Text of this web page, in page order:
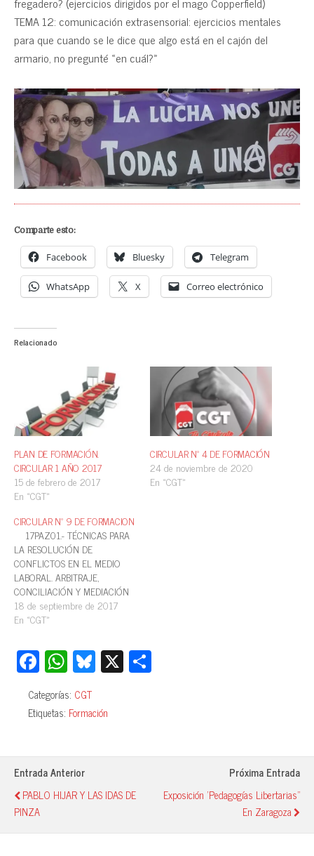
TEMA 12: comunicación extrasensorial: ejercicios mentales
para que cuando se le dice que algo está en el cajón del
armario, no pregunté «en cuál?»
Comparte esto:
Facebook Bluesky Telegram
WhatsApp X Correo electrónico
Relacionado
PLAN DE FORMACIÓN.
CIRCULAR 1 AÑO 2017
15 de febrero de 2017
En «CGT»
CIRCULAR Nº 4 DE FORMACIÓN
24 de noviembre de 2020
En «CGT»
CIRCULAR Nº 9 DE FORMACION
17PAZ01.- TÉCNICAS PARA
LA RESOLUCIÓN DE
CONFLICTOS EN EL MEDIO
LABORAL. ARBITRAJE,
CONCILIACIÓN Y MEDIACIÓN
Destinatarios: Preferentemente
personal de los grupos A1, A2
Humanos y del Servicio de
Prevención y Salud. Fechas; 2, 7,
9, 14 y 16 de noviembre.
Horario:…
18 de septiembre de 2017
En «CGT»
Fa
ce
bo
ok
W
ha
ts
A
pp
Bl
ue
sk
y
X
rti
Categorías: CGT
Etiquetas: Formación
Entrada Anterior
PABLO HIJAR Y LAS IDAS DE
PINZA
Próxima Entrada
Exposición 'Pedagogías Libertarias"
En Zaragoza